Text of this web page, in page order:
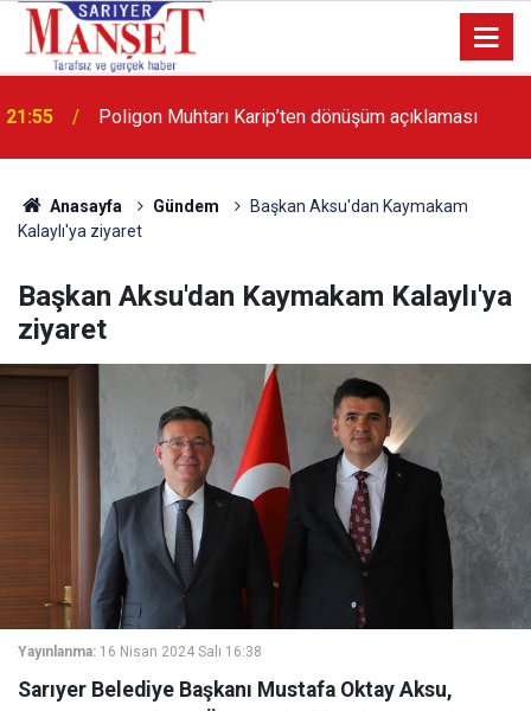
13:36 'Poligon'da İstanbul'a örnek proje gerçekleştirilecek'
Anasayfa Gündem
Başkan Aksu'dan Kaymakam
Kalaylı'ya ziyaret
Başkan Aksu'dan Kaymakam Kalaylı'ya
ziyaret
Yayınlanma: 16 Nisan 2024 Salı 16:38
Sarıyer Belediye Başkanı Mustafa Oktay Aksu,